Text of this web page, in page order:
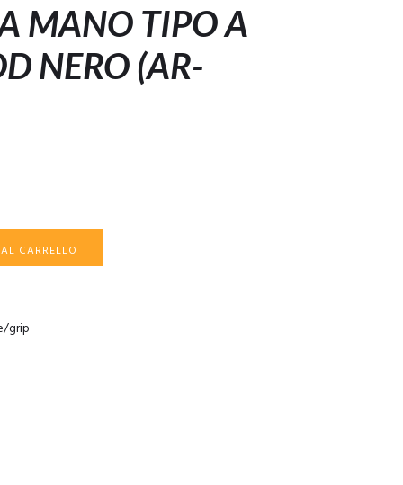
MANO TIPO A
NERO (AR-
CARRELLO
grip